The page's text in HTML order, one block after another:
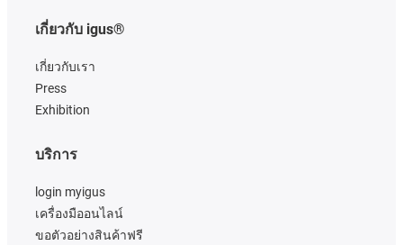
เกี่ยวกับ igus®
เกี่ยวกับเรา
Press
Exhibition
บริการ
login myigus
เครื่องมืออนไลน์
ขอตัวอย่างสินค้าฟรี